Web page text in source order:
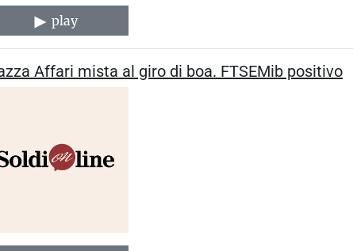
play
Affari mista al giro di boa. FTSEMib positivo